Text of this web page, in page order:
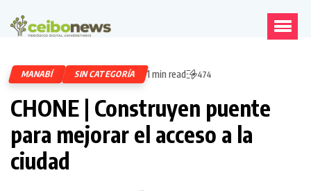
MANABÍ SIN CATEGORÍA 1 min read 474
CHONE | Construyen puente
para mejorar el acceso a la
ciudad